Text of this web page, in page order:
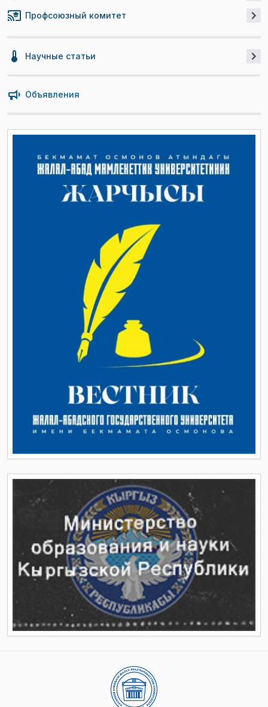
Профсоюзный комитет
Научные статьи
Объявления